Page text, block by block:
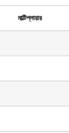
মাল্টিপ্লায়ার